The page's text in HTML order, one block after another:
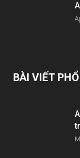
BÀI VIẾT